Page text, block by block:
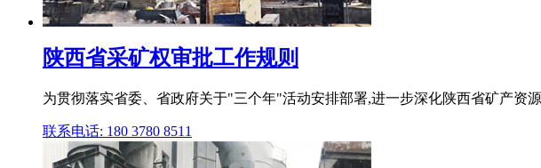
陕西省采矿权审批工作规则
为贯彻落实省委、省政府关于"三个年"活动安排部署,进一步深化陕西省矿产
联系电话: 180 3780 8511